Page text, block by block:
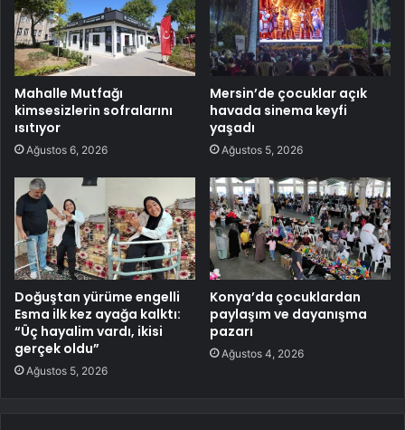
Mahalle Mutfağı
kimsesizlerin sofralarını
ısıtıyor
Ağustos 6, 2026
Mersin’de çocuklar açık
havada sinema keyfi
yaşadı
Ağustos 5, 2026
Doğuştan yürüme engelli
Esma ilk kez ayağa kalktı:
“Üç hayalim vardı, ikisi
gerçek oldu”
Ağustos 5, 2026
Konya’da çocuklardan
paylaşım ve dayanışma
pazarı
Ağustos 4, 2026